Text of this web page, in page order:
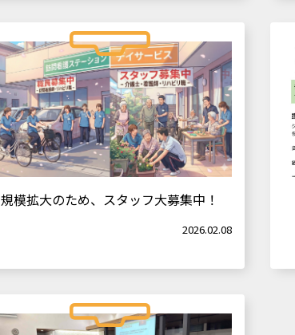
規模拡大のため、スタッフ大募集中！
2026.02.08